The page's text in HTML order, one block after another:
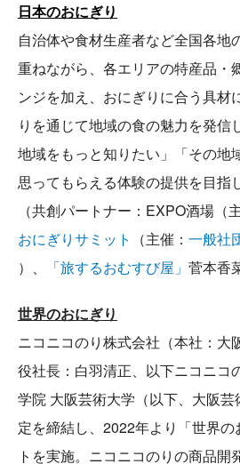
日本のおにぎり
自治体や食材生産者など全国各地
重ねながら、各エリアの特産品・
ンジを加え、おにぎりに合う具材
りを通じて地域の食の魅力を発信
地域をもっと知りたい」「その地
思ってもらえる体験の提供を目指
（共創パートナー：EXPO酒場（
おにぎりサミット
（主催： 一般社
）、
「旅するおむすび屋」 菅本香
世界のおにぎり
ニコニコのり株式会社（本社：
役社長：白羽清正、以下ニコニコ
学院 大阪芸術大学（以下、大阪
定を締結し、2022年より「世界の
トを実施。ニコニコのりの商品開